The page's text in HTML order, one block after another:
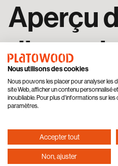
Aperçu
Profil
Bardage
Optionnel Face
Nous utilisons des cookies
Nous pouvons les placer pour analyser les
site Web, afficher un contenu personnalisé
inoubliable. Pour plus d'informations sur
paramètres.
Accepter tout
Non, ajuster